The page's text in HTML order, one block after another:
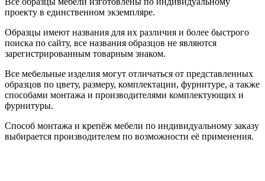
проекту в единственном экземпляре.
Образцы имеют названия для их различия и более быстрого
поиска по сайту, все названия образцов не являются
зарегистрированным товарным знаком.
Все мебельные изделия могут отличаться от представленных
образцов по цвету, размеру, комплектации, фурнитуре, а также
способами монтажа и производителями комплектующих и
фурнитуры.
Способ монтажа и крепёж мебели по индивидуальному заказу
выбирается производителем по возможности её применения.